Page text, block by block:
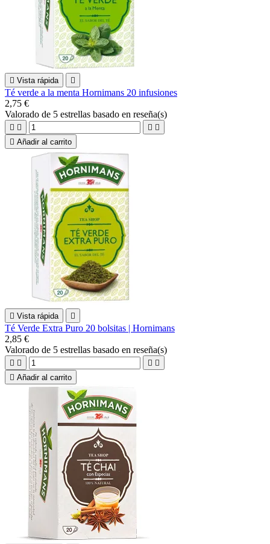
 Vista rápida 
Té verde a la menta Hornimans 20 infusiones
2,75 €
Valorado de 5 estrellas basado en reseña(s)
   
 Añadir al carrito
 Vista rápida 
Té Verde Extra Puro 20 bolsitas | Hornimans
2,85 €
Valorado de 5 estrellas basado en reseña(s)
   
 Añadir al carrito